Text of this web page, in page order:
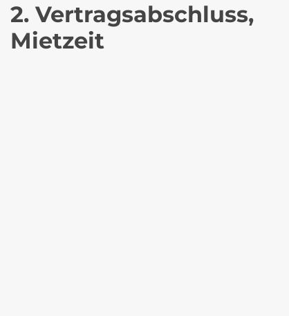
2. Vertragsabschluss,
Mietzeit